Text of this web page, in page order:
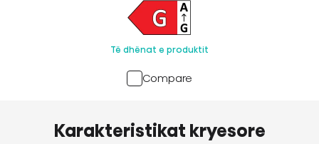
Të dhënat e produktit
Compare
Karakteristikat kryesore